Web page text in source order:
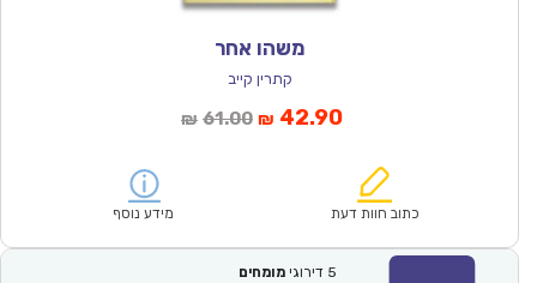
משהו אחר
קתרין קייב
₪ 61.00המחיר
₪61.00.
₪ 42.90המחיר
הוא:
כתוב חוות דעת מידע נוסף
5 דירוגי מומחים